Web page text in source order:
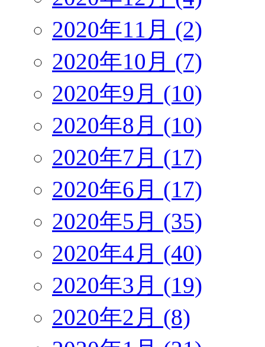
2020年11月 (2)
2020年10月 (7)
2020年9月 (10)
2020年8月 (10)
2020年7月 (17)
2020年6月 (17)
2020年5月 (35)
2020年4月 (40)
2020年3月 (19)
2020年2月 (8)